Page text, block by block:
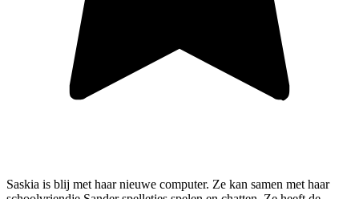
Saskia is blij met haar nieuwe computer. Ze kan samen met haar